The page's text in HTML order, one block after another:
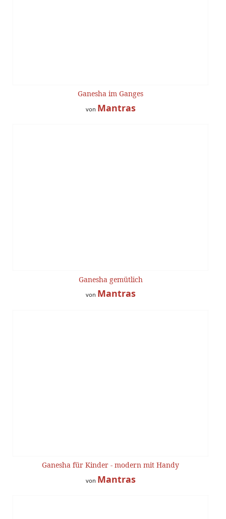
Ganesha im Ganges
von Mantras
Ganesha gemütlich
von Mantras
Ganesha für Kinder - modern mit Handy
von Mantras